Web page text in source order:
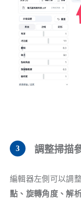
調整掃描
編輯器左側可以調
點、旋轉角度、解